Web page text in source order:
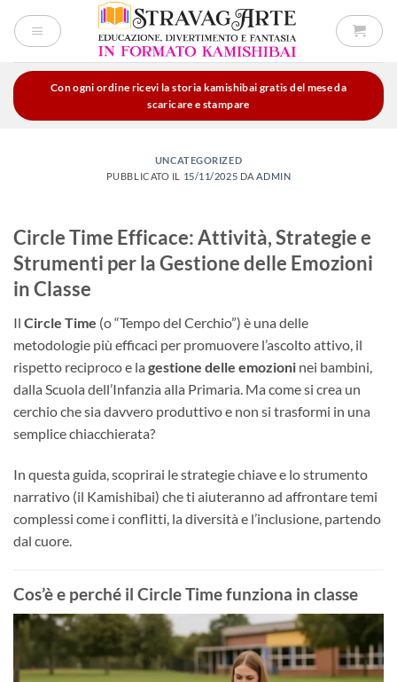
Con ogni ordine ricevi la storia kamishibai gratis del mese da
scaricare e stampare
UNCATEGORIZED
PUBBLICATO IL
15/11/2025 DA ADMIN
Circle Time Efficace: Attività, Strategie e
Strumenti per la Gestione delle Emozioni
in Classe
Il Circle Time (o “Tempo del Cerchio”) è una delle
metodologie più efficaci per promuovere l’ascolto attivo, il
rispetto reciproco e la gestione delle emozioni nei bambini,
dalla Scuola dell’Infanzia alla Primaria. Ma come si crea un
cerchio che sia davvero produttivo e non si trasformi in una
semplice chiacchierata?
In questa guida, scoprirai le strategie chiave e lo strumento
narrativo (il Kamishibai) che ti aiuteranno ad affrontare temi
complessi come i conflitti, la diversità e l’inclusione, partendo
dal cuore.
Cos’è e perché il Circle Time funziona in classe